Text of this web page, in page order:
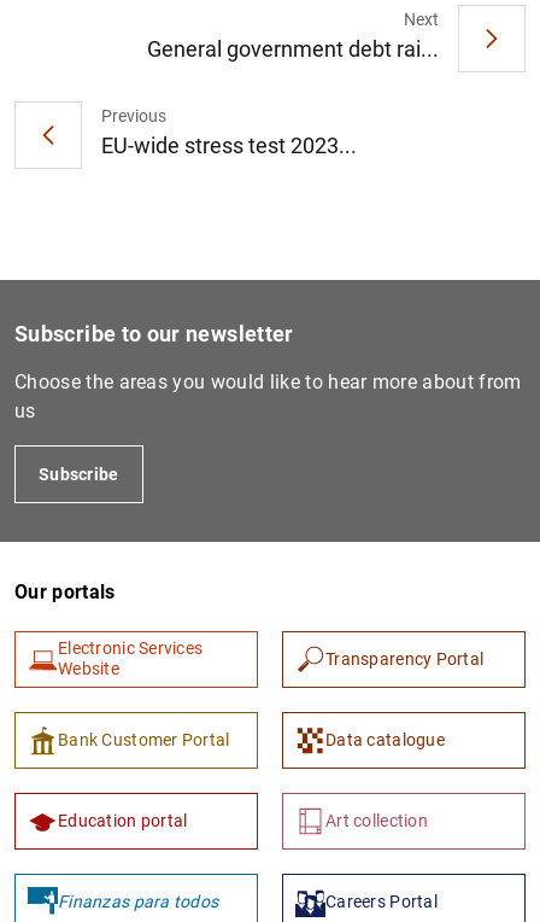
Previous
EU-wide stress test 2023...
Next
General government debt rai...
Subscribe to our newsletter
Choose the areas you would like to hear more about from
us
Subscribe
Our portals
Electronic Services
Website
Transparency Portal
Bank Customer Portal Data catalogue
Education portal Art collection
Finanzas para todos Careers Portal